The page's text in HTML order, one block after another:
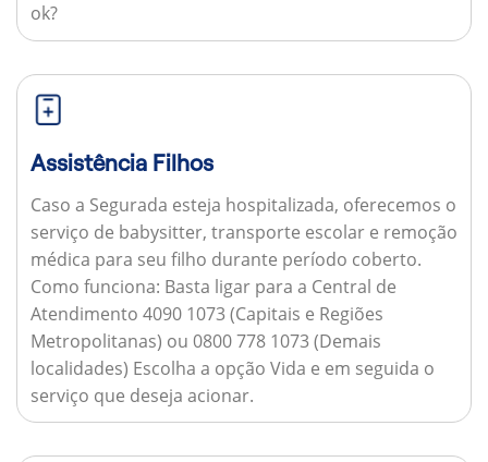
ok?
Assistência Filhos
Caso a Segurada esteja hospitalizada, oferecemos o
serviço de babysitter, transporte escolar e remoção
médica para seu filho durante período coberto.
Como funciona: Basta ligar para a Central de
Atendimento 4090 1073 (Capitais e Regiões
Metropolitanas) ou 0800 778 1073 (Demais
localidades) Escolha a opção Vida e em seguida o
serviço que deseja acionar.